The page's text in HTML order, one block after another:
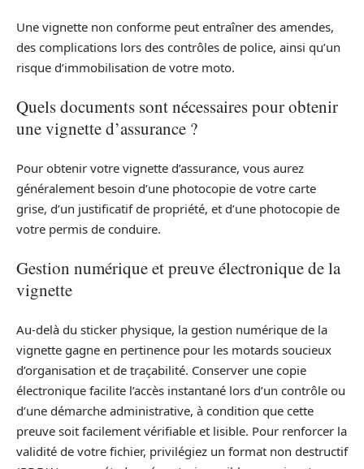
Une vignette non conforme peut entraîner des amendes,
des complications lors des contrôles de police, ainsi qu’un
risque d’immobilisation de votre moto.
Quels documents sont nécessaires pour obtenir
une vignette d’assurance ?
Pour obtenir votre vignette d’assurance, vous aurez
généralement besoin d’une photocopie de votre carte
grise, d’un justificatif de propriété, et d’une photocopie de
votre permis de conduire.
Gestion numérique et preuve électronique de la
vignette
Au-delà du sticker physique, la gestion numérique de la
vignette gagne en pertinence pour les motards soucieux
d’organisation et de traçabilité. Conserver une copie
électronique facilite l’accès instantané lors d’un contrôle ou
d’une démarche administrative, à condition que cette
preuve soit facilement vérifiable et lisible. Pour renforcer la
validité de votre fichier, privilégiez un format non destructif